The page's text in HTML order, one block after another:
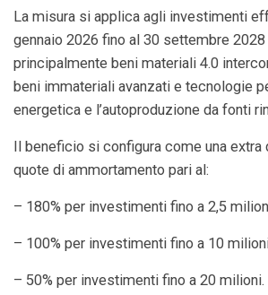
La misura si applica agli investimenti
gennaio 2026 fino al 30 settembre 2028
principalmente beni materiali 4.0
beni immateriali avanzati e tecnologie
energetica e l’autoproduzione da fonti
Il beneficio si configura come una
quote di ammortamento pari al:
– 180% per investimenti fino a 2,5
– 100% per investimenti fino a 10
– 50% per investimenti fino a 20 milioni.